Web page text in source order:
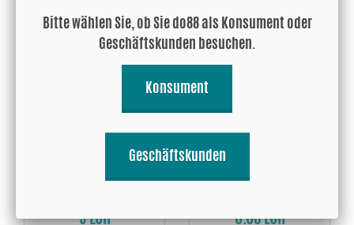
Kaufen! Kaufen!
Aluminiumrohr 50x3 mm,
5 EUR
Aluminiumrohr 60x3 mm,
6.08 EUR
Bitte wählen Sie, ob Sie do88 als Konsument oder
Geschäftskunden besuchen.
Konsument
Geschäftskunden